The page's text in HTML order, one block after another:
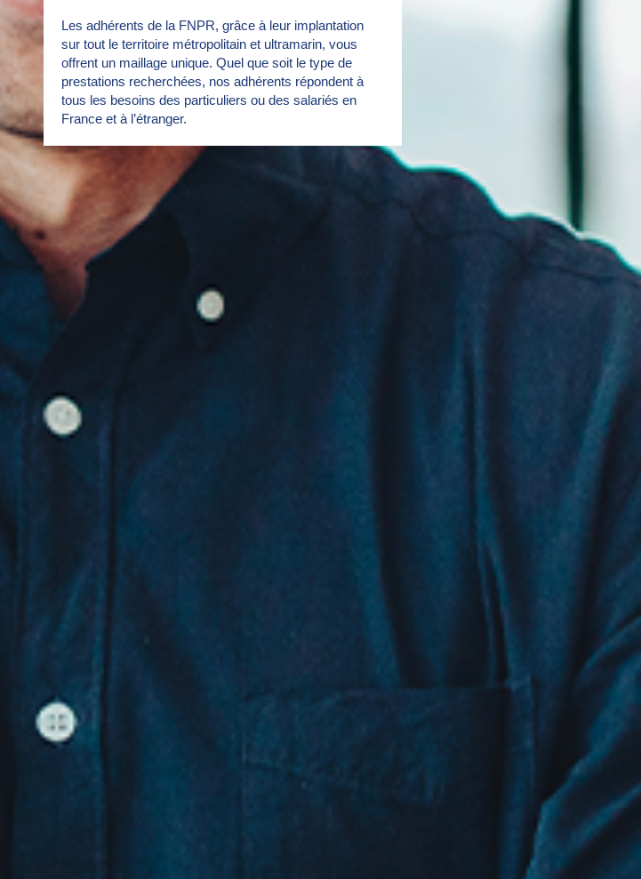
Les adhérents de la FNPR, grâce à leur implantation
sur tout le territoire métropolitain et ultramarin, vous
offrent un maillage unique. Quel que soit le type de
prestations recherchées, nos adhérents répondent à
tous les besoins des particuliers ou des salariés en
France et à l’étranger.